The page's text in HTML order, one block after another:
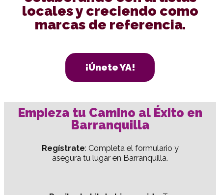
locales y creciendo como
marcas de referencia.
¡Únete YA!
Empieza tu Camino al Éxito en
Barranquilla
Regístrate: Completa el formulario y
asegura tu lugar en Barranquilla.